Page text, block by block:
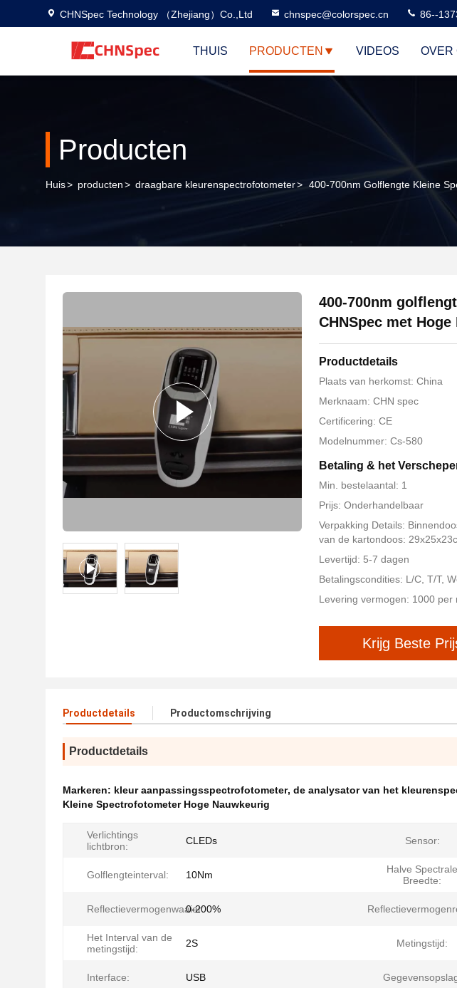
CHNSpec Technology （Zhejiang）Co.,Ltd chnspec@colorspec.cn 86--
THUIS PRODUCTEN VIDEOS OVER
Producten
Huis> producten> draagbare kleurenspectrofotometer> 400-700nm Golflengte Kleine
400-700nm
CHNSpec met
Productdetails
Plaats van herkomst: China
Merknaam: CHN spec
Certificering: CE
Modelnummer: Cs-580
Betaling & het
Min. bestelaantal: 1
Prijs: Onderhandelbaar
Verpakking Details:
van de kartondoos:
Levertijd: 5-7 dagen
Betalingscondities: L/C, T/T,
Levering vermogen: 1000 per
Krijg Beste
Productdetails Productomschrijving
Productdetails
Markeren: kleur aanpassingsspectrofotometer, de analysator van het
Kleine Spectrofotometer Hoge Nauwkeurig
Verlichtings
lichtbron:
CLEDs Sensor:
Golflengteinterval: 10Nm
Halve Spectrale
Breedte:
Reflectievermogenwaaier:0-200%
Het Interval van de
metingstijd:
2S Metingstijd:
Interface: USB